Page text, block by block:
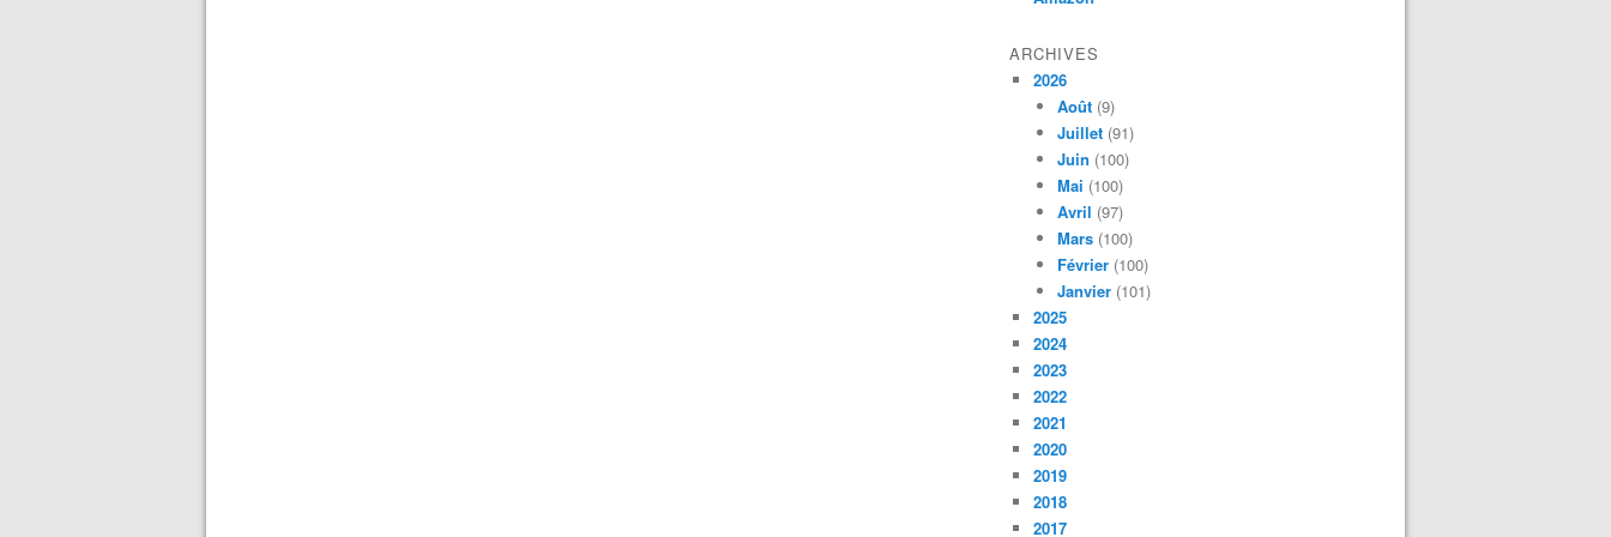
ARCHIVES
2026
Août (9)
Juillet (91)
Juin (100)
Mai (100)
Avril (97)
Mars (100)
Février (100)
Janvier (101)
2025
2024
2023
2022
2021
2020
2019
2018
2017